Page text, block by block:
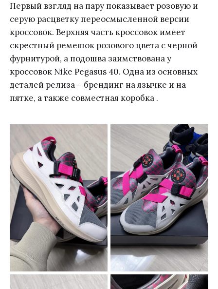
Первый взгляд на пару показывает розовую и
серую расцветку переосмысленной версии
кроссовок. Верхняя часть кроссовок имеет
скрестный ремешок розового цвета с черной
фурнитурой, а подошва заимствована у
кроссовок Nike Pegasus 40. Одна из основных
деталей релиза – брендинг на язычке и на
пятке, а также совместная коробка .